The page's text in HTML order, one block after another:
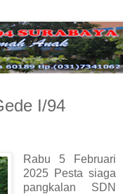
I/94
Rabu 5 Februari
2025 Pesta siaga
pangkalan SDN